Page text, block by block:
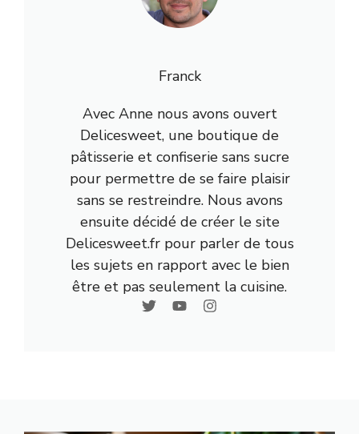
Franck
Avec Anne nous avons ouvert
Delicesweet, une boutique de
pâtisserie et confiserie sans sucre
pour permettre de se faire plaisir
sans se restreindre. Nous avons
ensuite décidé de créer le site
Delicesweet.fr pour parler de tous
les sujets en rapport avec le bien
être et pas seulement la cuisine.